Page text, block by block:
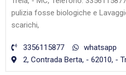
pulizia fosse biologiche e
scarichi,
3356115877
whatsapp
2, Contrada Berta, - 62010, -